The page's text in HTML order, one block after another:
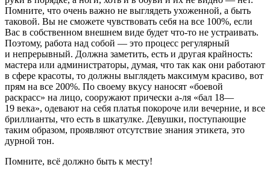
Помните, что очень важно не выглядеть ухоженной, а быть
таковой. Вы не сможете чувствовать себя на все 100%, если
Вас в собственном внешнем виде будет что-то не устраивать.
Поэтому, работа над собой — это процесс регулярный
и непрерывный. Должна заметить, есть и другая крайность:
мастера или администраторы, думая, что так как они работают
в сфере красоты, то должны выглядеть максимум красиво, вот
прям на все 200%. По своему вкусу наносят «боевой
раскрасс» на лицо, сооружают прически а-ля «бал 18—
19 века», одевают на себя платья покороче или вечерние, и все
бриллианты, что есть в шкатулке. Девушки, поступающие
таким образом, проявляют отсутствие знания этикета, это
дурной тон.
Помните, всё должно быть к месту!